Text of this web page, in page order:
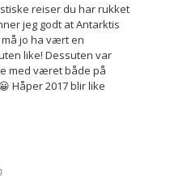
reiser du har rukket
jeg godt at Antarktis
jo ha vært en
like! Dessuten var
med været både på
Håper 2017 blir like